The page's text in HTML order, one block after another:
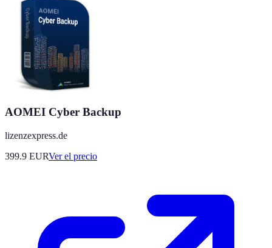
AOMEI Cyber Backup
lizenzexpress.de
399.9 EURVer el precio